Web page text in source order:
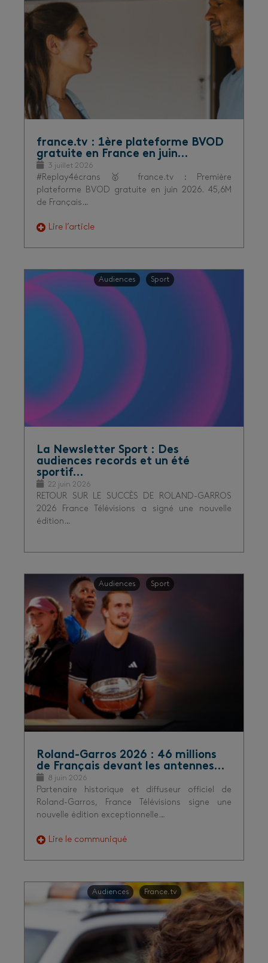
france.tv : 1ère plateforme BVOD
gratuite en France en juin…
3 juillet 2026
#Replay4écrans 🥇 france.tv : Première
plateforme BVOD gratuite en juin 2026. 45,6M
de Français…
Lire l’article
Audiences Sport
La Newsletter Sport : Des
audiences records et un été
sportif…
22 juin 2026
RETOUR SUR LE SUCCÈS DE ROLAND-GARROS
2026 France Télévisions a signé une nouvelle
édition…
Audiences Sport
Roland-Garros 2026 : 46 millions
de Français devant les antennes…
8 juin 2026
Partenaire historique et diffuseur officiel de
Roland-Garros, France Télévisions signe une
nouvelle édition exceptionnelle…
Lire le communiqué
Audiences France.tv